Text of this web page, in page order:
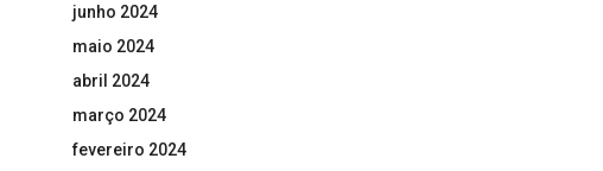
junho 2024
maio 2024
abril 2024
março 2024
fevereiro 2024